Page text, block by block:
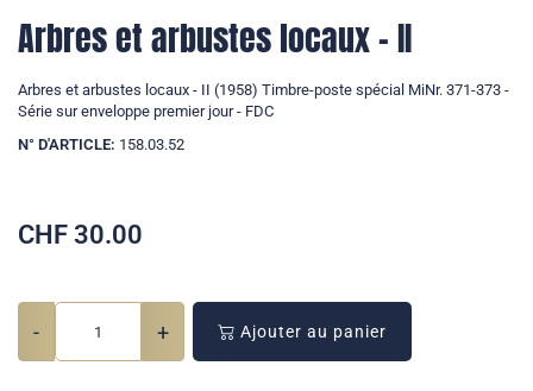
Arbres et arbustes locaux - II
Arbres et arbustes locaux - II (1958) Timbre-poste spécial MiNr. 371-373 -
Série sur enveloppe premier jour - FDC
N° D'ARTICLE: 158.03.52
CHF 30.00
- + Ajouter au panier